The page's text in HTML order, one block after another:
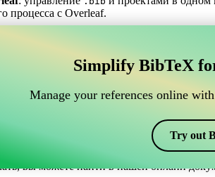
процесса с Overleaf.
инструмент для
онлайн-инструмент для
вашими ссылками, цитатами
поддерживая актуальность
библиографий и цитат в различных
вы можете найти в нашей онлайн
Simplify BibTeX
Manage your references online
Try out